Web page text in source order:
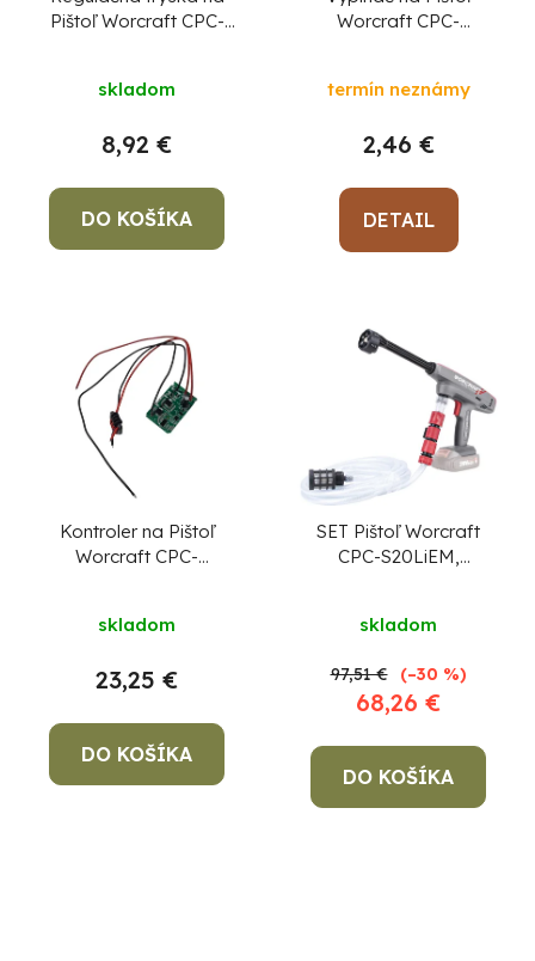
Pištoľ Worcraft CPC-
skladom
8,92 €
DO KOŠÍKA
Worcraft CPC-
termín neznámy
2,46 €
DETAIL
Kontroler na Pištoľ
Worcraft CPC-
skladom
23,25 €
DO KOŠÍKA
SET Pištoľ Worcraft
CPC-S20LiEM,
akumulátor 2,0 Ah, 1x
skladom
68,26 €
97,51 € (–30 %)
DO KOŠÍKA